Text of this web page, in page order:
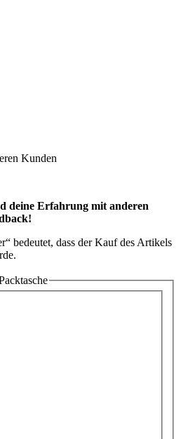
Kunden
deine Erfahrung mit anderen
bedeutet, dass der Kauf des Artikels